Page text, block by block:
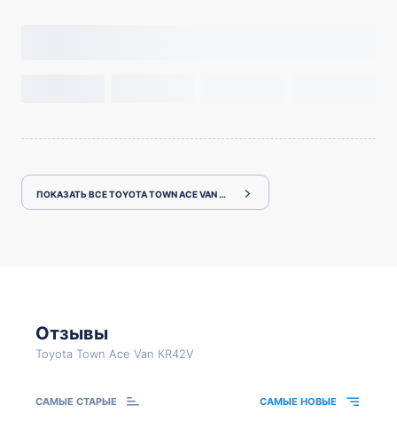
ПОКАЗАТЬ ВСЕ TOYOTA TOWN ACE VAN КR42V
Отзывы
Toyota Town Ace Van КR42V
САМЫЕ СТАРЫЕ САМЫЕ НОВЫЕ